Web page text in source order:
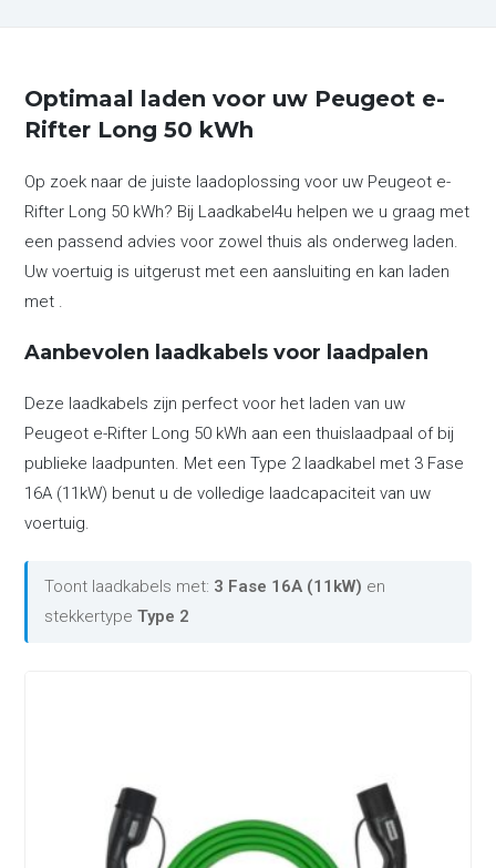
Optimaal laden voor uw Peugeot e-
Rifter Long 50 kWh
Op zoek naar de juiste laadoplossing voor uw Peugeot e-
Rifter Long 50 kWh? Bij Laadkabel4u helpen we u graag met
een passend advies voor zowel thuis als onderweg laden.
Uw voertuig is uitgerust met een aansluiting en kan laden
met .
Aanbevolen laadkabels voor laadpalen
Deze laadkabels zijn perfect voor het laden van uw
Peugeot e-Rifter Long 50 kWh aan een thuislaadpaal of bij
publieke laadpunten. Met een Type 2 laadkabel met 3 Fase
16A (11kW) benut u de volledige laadcapaciteit van uw
voertuig.
Toont laadkabels met: 3 Fase 16A (11kW) en
stekkertypeType 2